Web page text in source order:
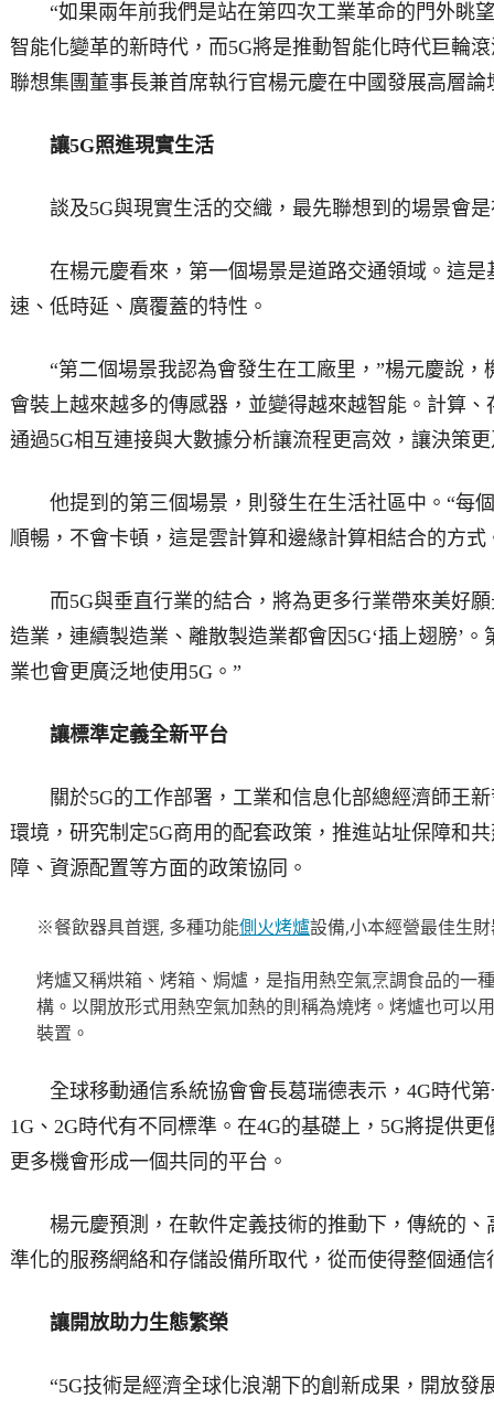
“如果兩年前我們是站在第四次工業革命的門外眺
智能化變革的新時代，而5G將是推動智能化時代巨輪
聯想集團董事長兼首席執行官楊元慶在中國發展高層論
讓5G照進現實生活
談及5G與現實生活的交織，最先聯想到的場景會是
在楊元慶看來，第一個場景是道路交通領域。這是
速、低時延、廣覆蓋的特性。
“第二個場景我認為會發生在工廠里，”楊元慶說，
會裝上越來越多的傳感器，並變得越來越智能。計算
通過5G相互連接與大數據分析讓流程更高效，讓決策
他提到的第三個場景，則發生在生活社區中。“每
順暢，不會卡頓，這是雲計算和邊緣計算相結合的方式
而5G與垂直行業的結合，將為更多行業帶來美好願
造業，連續製造業、離散製造業都會因5G‘插上翅膀’
業也會更廣泛地使用5G。”
讓標準定義全新平台
關於5G的工作部署，工業和信息化部總經濟師王新
環境，研究制定5G商用的配套政策，推進站址保障和
障、資源配置等方面的政策協同。
※餐飲器具首選, 多種功能側火烤爐設備,小本經營最佳生
烤爐又稱烘箱、烤箱、焗爐，是指用熱空氣烹調食品的一
構。以開放形式用熱空氣加熱的則稱為燒烤。烤爐也可以
裝置。
全球移動通信系統協會會長葛瑞德表示，4G時代第
1G、2G時代有不同標準。在4G的基礎上，5G將提供
更多機會形成一個共同的平台。
楊元慶預測，在軟件定義技術的推動下，傳統的、
準化的服務網絡和存儲設備所取代，從而使得整個通
讓開放助力生態繁榮
“5G技術是經濟全球化浪潮下的創新成果，開放發